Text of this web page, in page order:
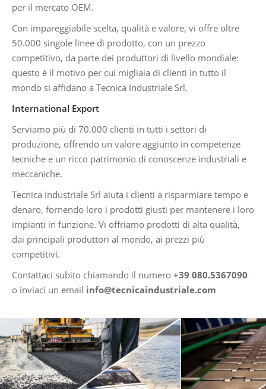
per il mercato OEM.
Con impareggiabile scelta, qualità e valore, vi offre oltre
50.000 singole linee di prodotto, con un prezzo
competitivo, da parte dei produttori di livello mondiale:
questo è il motivo per cui migliaia di clienti in tutto il
mondo si affidano a Tecnica Industriale Srl.
International Export
Serviamo più di 70.000 clienti in tutti i settori di
produzione, offrendo un valore aggiunto in competenze
tecniche e un ricco patrimonio di conoscenze industriali e
meccaniche.
Tecnica Industriale Srl aiuta i clienti a risparmiare tempo e
denaro, fornendo loro i prodotti giusti per mantenere i loro
impianti in funzione. Vi offriamo prodotti di alta qualità,
dai principali produttori al mondo, ai prezzi più
competitivi.
Contattaci subito chiamando il numero +39 080.5367090
o inviaci un email info@tecnicaindustriale.com